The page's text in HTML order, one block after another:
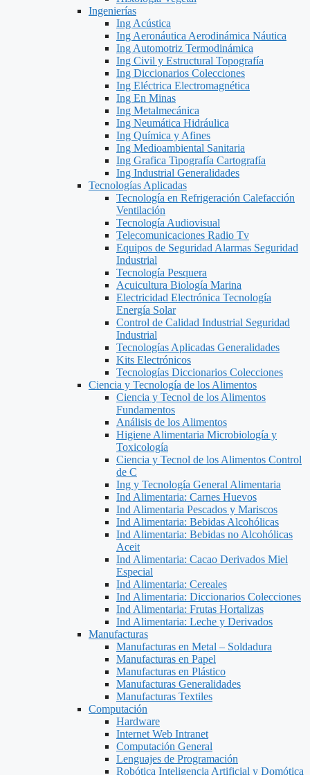
Ingenierías
Ing Acústica
Ing Aeronáutica Aerodinámica Náutica
Ing Automotriz Termodinámica
Ing Civil y Estructural Topografía
Ing Diccionarios Colecciones
Ing Eléctrica Electromagnética
Ing En Minas
Ing Metalmecánica
Ing Neumática Hidráulica
Ing Química y Afines
Ing Medioambiental Sanitaria
Ing Grafica Tipografía Cartografía
Ing Industrial Generalidades
Tecnologías Aplicadas
Tecnología en Refrigeración Calefacción
Ventilación
Tecnología Audiovisual
Telecomunicaciones Radio Tv
Equipos de Seguridad Alarmas Seguridad
Industrial
Tecnología Pesquera
Acuicultura Biología Marina
Electricidad Electrónica Tecnología
Energía Solar
Control de Calidad Industrial Seguridad
Industrial
Tecnologías Aplicadas Generalidades
Kits Electrónicos
Tecnologías Diccionarios Colecciones
Ciencia y Tecnología de los Alimentos
Ciencia y Tecnol de los Alimentos
Fundamentos
Análisis de los Alimentos
Higiene Alimentaria Microbiología y
Toxicología
Ciencia y Tecnol de los Alimentos Control
de C
Ing y Tecnología General Alimentaria
Ind Alimentaria: Carnes Huevos
Ind Alimentaria Pescados y Mariscos
Ind Alimentaria: Bebidas Alcohólicas
Ind Alimentaria: Bebidas no Alcohólicas
Aceit
Ind Alimentaria: Cacao Derivados Miel
Especial
Ind Alimentaria: Cereales
Ind Alimentaria: Diccionarios Colecciones
Ind Alimentaria: Frutas Hortalizas
Ind Alimentaria: Leche y Derivados
Manufacturas
Manufacturas en Metal – Soldadura
Manufacturas en Papel
Manufacturas en Plástico
Manufacturas Generalidades
Manufacturas Textiles
Computación
Hardware
Internet Web Intranet
Computación General
Lenguajes de Programación
Robótica Inteligencia Artificial y Domótica